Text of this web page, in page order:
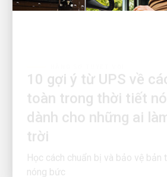
toàn trong thời tiết
dành cho những ai
trời
Học cách chuẩn bị và bảo vệ bản
nóng bức